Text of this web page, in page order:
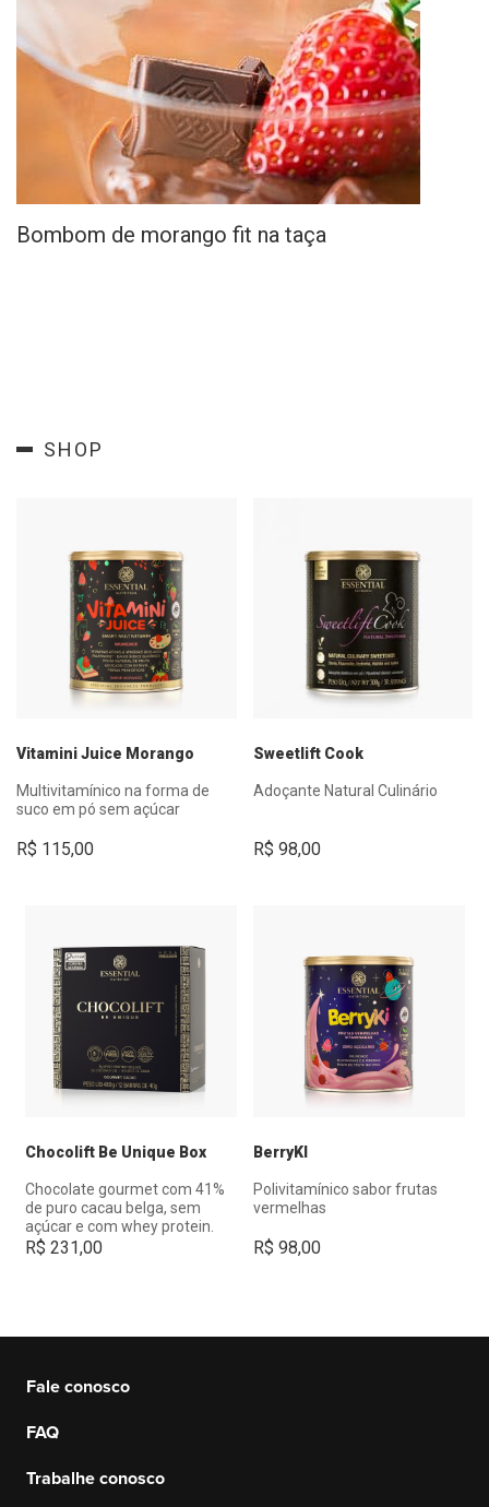
Bombom de morango fit na taça
SHOP
Vitamini Juice Morango
Multivitamínico na forma de
suco em pó sem açúcar
R$ 115,00
Sweetlift Cook
Adoçante Natural Culinário
R$ 98,00
Chocolift Be Unique Box
Chocolate gourmet com 41%
de puro cacau belga, sem
açúcar e com whey protein.
R$ 231,00
BerryKI
Polivitamínico sabor frutas
vermelhas
R$ 98,00
Fale conosco
FAQ
Trabalhe conosco